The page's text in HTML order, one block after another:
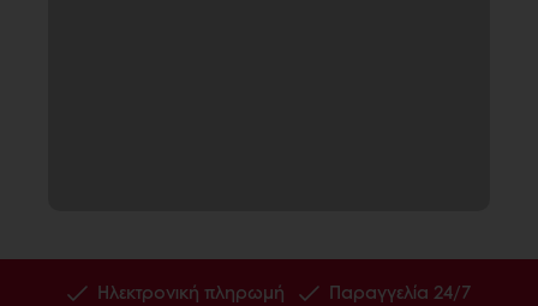
Ηλεκτρονική πληρωμή Παραγγελία 24/7